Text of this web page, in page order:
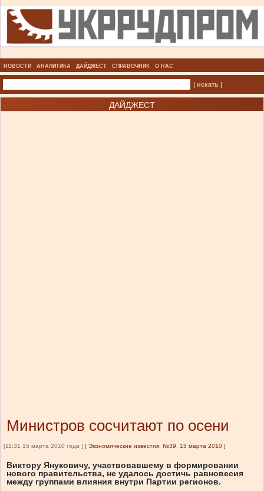
НОВОСТИ АНАЛИТИКА ДАЙДЖЕСТ СПРАВОЧНИК О НАС
| искать |
ДАЙДЖЕСТ
Министров сосчитают по осени
[11:31 15 марта 2010 года ] [ Экономические известия, №39, 15 марта 2010 ]
Виктору Януковичу, участвовавшему в формировании
нового правительства, не удалось достичь равновесия
между группами влияния внутри Партии регионов.